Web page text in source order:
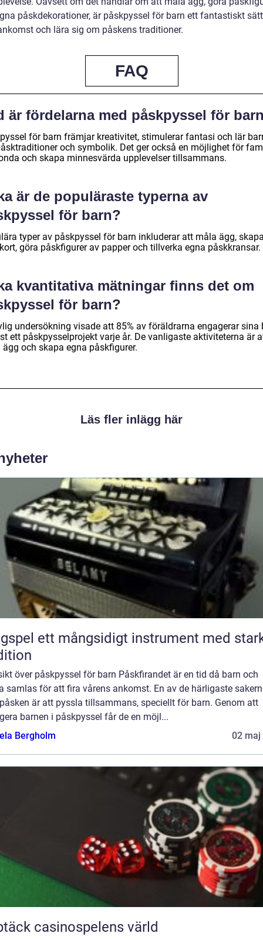
påskdekorationer, är påskpyssel för barn ett fantastiskt
och lära sig om påskens traditioner.
FAQ
är fördelarna med påskpyssel för
för barn främjar kreativitet, stimulerar fantasi och lär
och symbolik. Det ger också en möjlighet för
och skapa minnesvärda upplevelser tillsammans.
är de populäraste typerna av
för barn?
typer av påskpyssel för barn inkluderar att måla ägg,
göra påskfigurer av papper och tillverka egna påskkransar.
kvantitativa mätningar finns det om
för barn?
undersökning visade att 85% av föräldrarna engagerar sina
ett påskpysselprojekt varje år. De vanligaste aktiviteterna är
och skapa egna påskfigurer.
Läs fler inlägg här
instrument med stark
över påskpyssel för barn Påskfirandet är en tid då barn och
samlas för att fira vårens ankomst. En av de härligaste
är att pyssla tillsammans, speciellt för barn. Genom att
barnen i påskpyssel får de en möjl...
Bergholm
02 maj
casinospelens värld